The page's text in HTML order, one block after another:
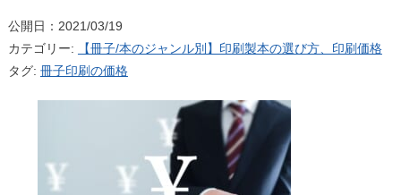
公開日：2021/03/19
カテゴリー:
【冊子/本のジャンル別】印刷製本の選び方、印刷価格
タグ: 冊子印刷の価格